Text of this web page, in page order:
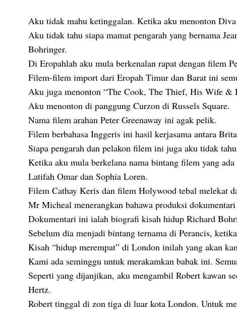
Aku tidak mahu ketinggalan. Ketika aku menonton
Aku tidak tahu siapa mamat pengarah yang bernama
Bohringer.
Di Eropahlah aku mula berkenalan rapat dengan filem
Filem-filem import dari Eropah Timur dan Barat ini
Aku juga menonton “The Cook, The Thief, His Wife &
Aku menonton di panggung Curzon di Russels Square.
Nama filem arahan Peter Greenaway ini agak pelik.
Filem berbahasa Inggeris ini hasil kerjasama antara
Siapa pengarah dan pelakon filem ini juga aku tidak
Ketika aku mula berkelana nama bintang filem yang
Latifah Omar dan Sophia Loren.
Filem Cathay Keris dan filem Holywood tebal melekat
Mr Micheal menerangkan bahawa produksi
Dokumentari ini ialah biografi kisah hidup Richard
Sebelum dia menjadi bintang ternama di Perancis,
Kisah “hidup merempat” di London inilah yang akan
Kami ada seminggu untuk merakamkan babak ini.
Seperti yang dijanjikan, aku mengambil Robert kawan
Hertz.
Robert tinggal di zon tiga di luar kota London. Untuk